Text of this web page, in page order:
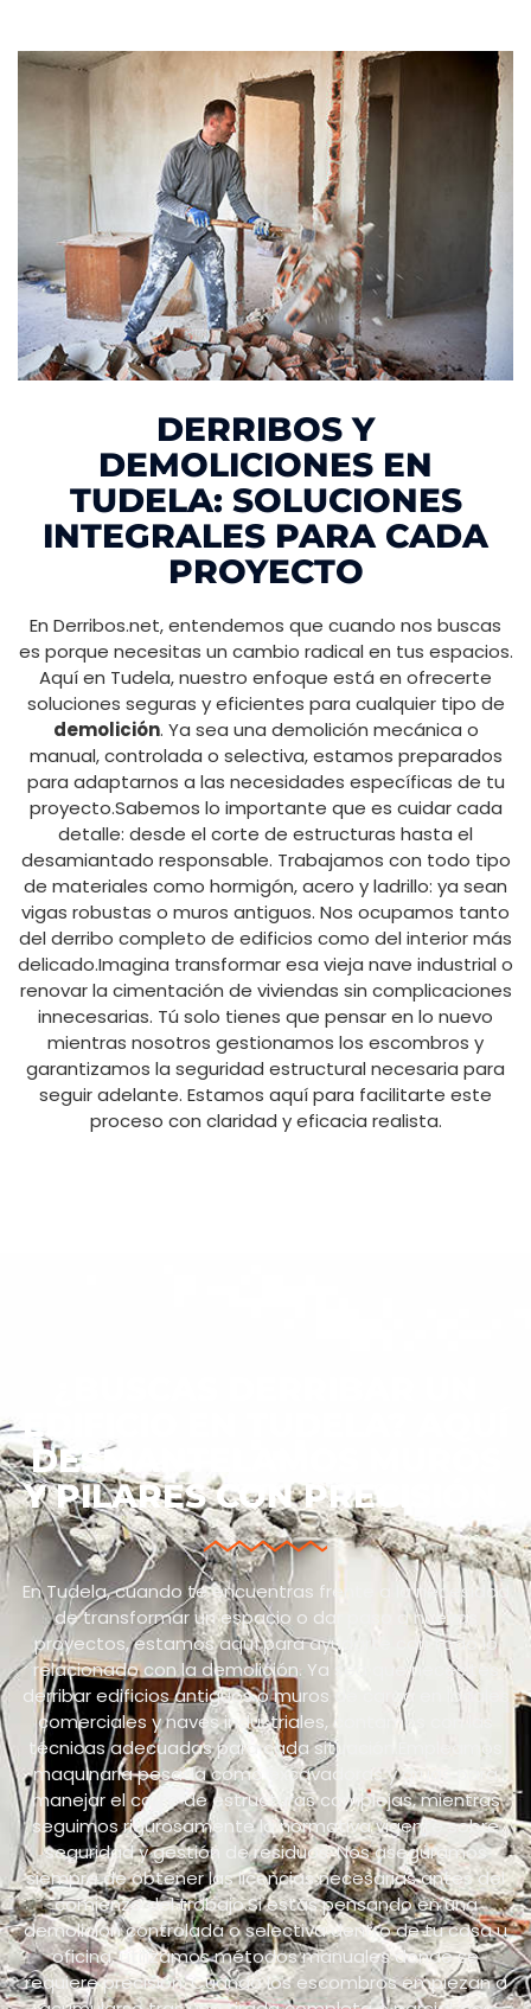
DERRIBOS Y
DEMOLICIONES EN
TUDELA: SOLUCIONES
INTEGRALES PARA CADA
PROYECTO
En Derribos.net, entendemos que cuando nos buscas
es porque necesitas un cambio radical en tus espacios.
Aquí en Tudela, nuestro enfoque está en ofrecerte
soluciones seguras y eficientes para cualquier tipo de
demolición. Ya sea una demolición mecánica o
manual, controlada o selectiva, estamos preparados
para adaptarnos a las necesidades específicas de tu
proyecto.Sabemos lo importante que es cuidar cada
detalle: desde el corte de estructuras hasta el
desamiantado responsable. Trabajamos con todo tipo
de materiales como hormigón, acero y ladrillo: ya sean
vigas robustas o muros antiguos. Nos ocupamos tanto
del derribo completo de edificios como del interior más
delicado.Imagina transformar esa vieja nave industrial o
renovar la cimentación de viviendas sin complicaciones
innecesarias. Tú solo tienes que pensar en lo nuevo
mientras nosotros gestionamos los escombros y
garantizamos la seguridad estructural necesaria para
seguir adelante. Estamos aquí para facilitarte este
proceso con claridad y eficacia realista.
EDIFICIO EN TUDELA? AQUÍ
DESMANTELAMOS MUROS
Y PILARES CON PRECISIÓN.
En Tudela, cuando te encuentras frente a la necesidad
de transformar un espacio o dar paso a nuevos
proyectos, estamos aquí para ayudarte con todo lo
relacionado con la demolición. Ya sea que necesites
derribar edificios antiguos o muros de carga en locales
comerciales y naves industriales, contamos con las
técnicas adecuadas para cada situación.Empleamos
maquinaria pesada como excavadoras y grúas para
manejar el corte de estructuras complejas, mientras
seguimos rigurosamente la normativa vigente sobre
seguridad y gestión de residuos. Nos aseguramos
siempre de obtener las licencias necesarias antes del
comienzo del trabajo.Si estás pensando en una
demolición controlada o selectiva dentro de tu casa u
oficina, utilizamos métodos manuales donde se
requiere precisión. Cuando los escombros empiezan a